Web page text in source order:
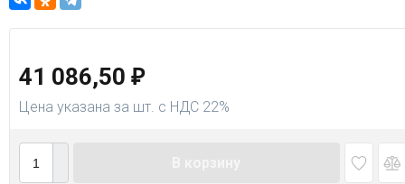
41 086,50 ₽
Цена указана за шт. с НДС 22%